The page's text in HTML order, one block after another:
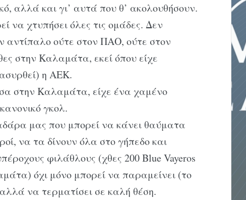
αλλά και γι’ αυτά που θ’ ακολουθήσουν.
να χτυπήσει όλες τις ομάδες. Δεν
αντίπαλο ούτε στον ΠΑΟ, ούτε στον
στην Καλαμάτα, εκεί όπου είχε
η ΑΕΚ.
στην Καλαμάτα, είχε ένα χαμένο
γκολ.
μας που μπορεί να κάνει θαύματα
να τα δίνουν όλα στο γήπεδο και
φιλάθλους (χθες 200 Blue Vayeros
όχι μόνο μπορεί να παραμείνει (το
να τερματίσει σε καλή θέση.